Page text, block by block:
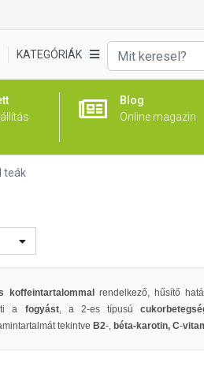
KATEGÓRIÁK
Blog
Online magazin
teák
koffeintartalommal rendelkező, hűsítő
a fogyást, a 2-es típusú
tekintve B2-, béta-karotin, C-